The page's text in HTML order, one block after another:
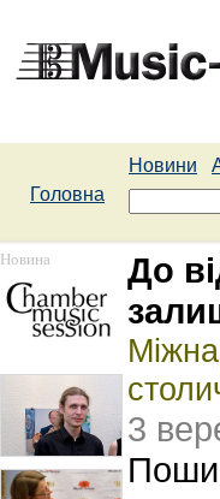
Новини
Головна
Новина
До
3